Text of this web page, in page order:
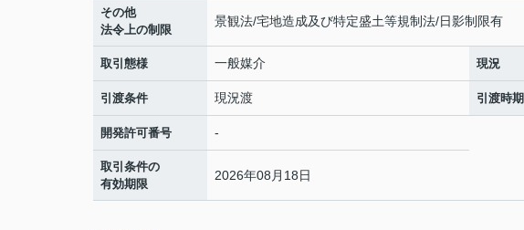
その他
法令上の制限
景観法/宅地造成及び特定盛土等規制法/日影制限有
取引態様 一般媒介 現況
引渡条件 現況渡 引渡時期
開発許可番号 -
取引条件の
有効期限
2026年08月18日